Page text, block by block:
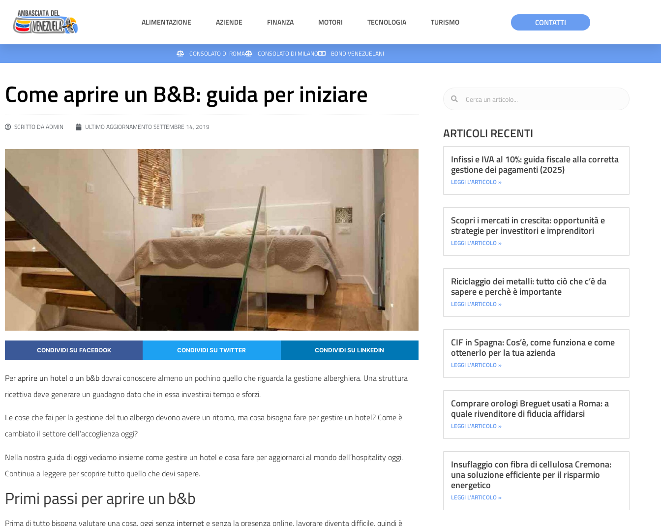
ALIMENTAZIONE AZIENDE FINANZA MOTORI TECNOLOGIA TURISMO CONTATTI
CONSOLATO DI ROMA CONSOLATO DI MILANO BOND VENEZUELANI
Come aprire un B&B: guida per iniziare
SCRITTO DAADMIN ULTIMO AGGIORNAMENTOSETTEMBRE 14, 2019
CONDIVIDI SU FACEBOOK CONDIVIDI SU TWITTER CONDIVIDI SU LINKEDIN
Peraprire un hotel o un b&bdovrai conoscere almeno un pochino quello che riguarda la gestione alberghiera. Una struttura
ricettiva deve generare un guadagno dato che in essa investirai tempo e sforzi.
Le cose che fai per la gestione del tuo albergo devono avere un ritorno, ma cosa bisogna fare per gestire un hotel? Come è
cambiato il settore dell’accoglienza oggi?
Nella nostra guida di oggi vediamo insieme come gestire un hotel e cosa fare per aggiornarci al mondo dell’hospitality oggi.
Continua a leggere per scoprire tutto quello che devi sapere.
Primi passi per aprire un b&b
Prima di tutto bisogna valutare una cosa, oggi senza internete senza la presenza online, lavorare diventa difficile, quindi è
ARTICOLI RECENTI
Infissi e IVA al 10%: guida fiscale alla corretta
gestione dei pagamenti (2025)
LEGGI L'ARTICOLO »
Scopri i mercati in crescita: opportunità e
strategie per investitori e imprenditori
LEGGI L'ARTICOLO »
Riciclaggio dei metalli: tutto ciò che c’è da
sapere e perchè è importante
LEGGI L'ARTICOLO »
CIF in Spagna: Cos’è, come funziona e come
ottenerlo per la tua azienda
LEGGI L'ARTICOLO »
Comprare orologi Breguet usati a Roma: a
quale rivenditore di fiducia affidarsi
LEGGI L'ARTICOLO »
Insuflaggio con fibra di cellulosa Cremona:
una soluzione efficiente per il risparmio
energetico
LEGGI L'ARTICOLO »